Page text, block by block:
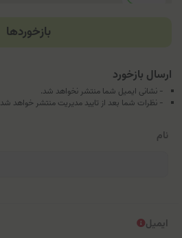
بازخوردها
ارسال بازخورد
- نشانی ایمیل شما منتشر نخواهد شد.
- نظرات شما بعد از تایید مدیریت منتشر خواهد شد
نام
ایمیل